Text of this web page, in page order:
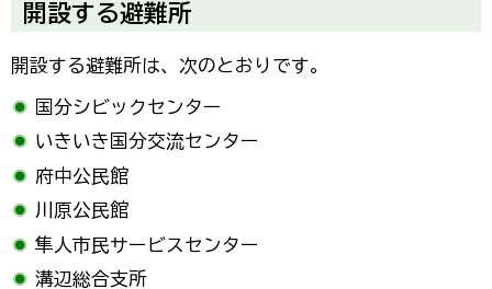
開設する避難所
開設する避難所は、次のとおりです。
国分シビックセンター
いきいき国分交流センター
府中公民館
川原公民館
隼人市民サービスセンター
溝辺総合支所